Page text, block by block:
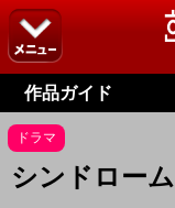
作品ガイド
ドラマ
シンドローム